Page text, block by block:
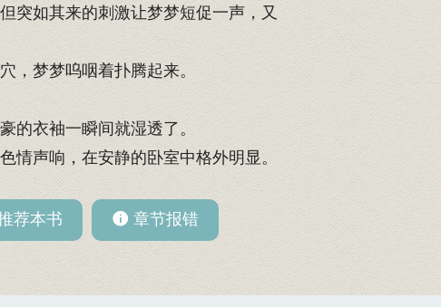
突如其来的刺激让梦梦短促一声，又
，梦梦呜咽着扑腾起来。
的衣袖一瞬间就湿透了。
声响，在安静的卧室中格外明显。
荐本书 章节报错